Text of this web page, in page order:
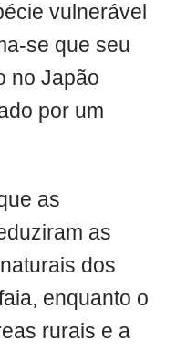
vulnerável
se que seu
no Japão
por um
as
as
dos
enquanto o
rurais e a